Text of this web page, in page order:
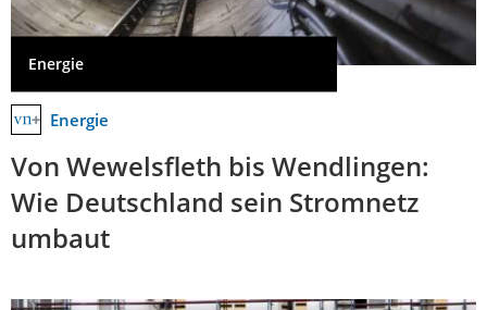
Energie
Energie
Von Wewelsfleth bis Wendlingen:
Wie Deutschland sein Stromnetz
umbaut